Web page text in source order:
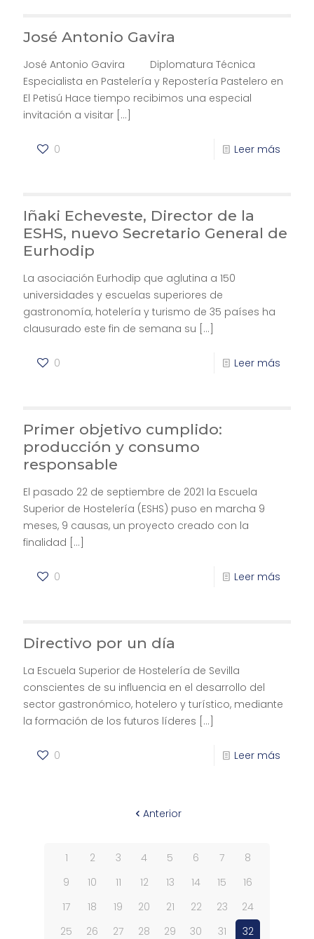
José Antonio Gavira
José Antonio Gavira Diplomatura Técnica
Especialista en Pastelería y Repostería Pastelero en
El Petisú Hace tiempo recibimos una especial
invitación a visitar […]
0 Leer más
Iñaki Echeveste, Director de la
ESHS, nuevo Secretario General de
Eurhodip
La asociación Eurhodip que aglutina a 150
universidades y escuelas superiores de
gastronomía, hotelería y turismo de 35 países ha
clausurado este fin de semana su […]
0 Leer más
Primer objetivo cumplido:
producción y consumo
responsable
El pasado 22 de septiembre de 2021 la Escuela
Superior de Hostelería (ESHS) puso en marcha 9
meses, 9 causas, un proyecto creado con la
finalidad […]
0 Leer más
Directivo por un día
La Escuela Superior de Hostelería de Sevilla
conscientes de su influencia en el desarrollo del
sector gastronómico, hotelero y turístico, mediante
la formación de los futuros líderes […]
0 Leer más
Anterior
1 2 3 4 5 6 7
8
9
10 11 12 13 14 15
16
17
18 19 20 21 22 23
24
25
26 27 28 29 30 31
32